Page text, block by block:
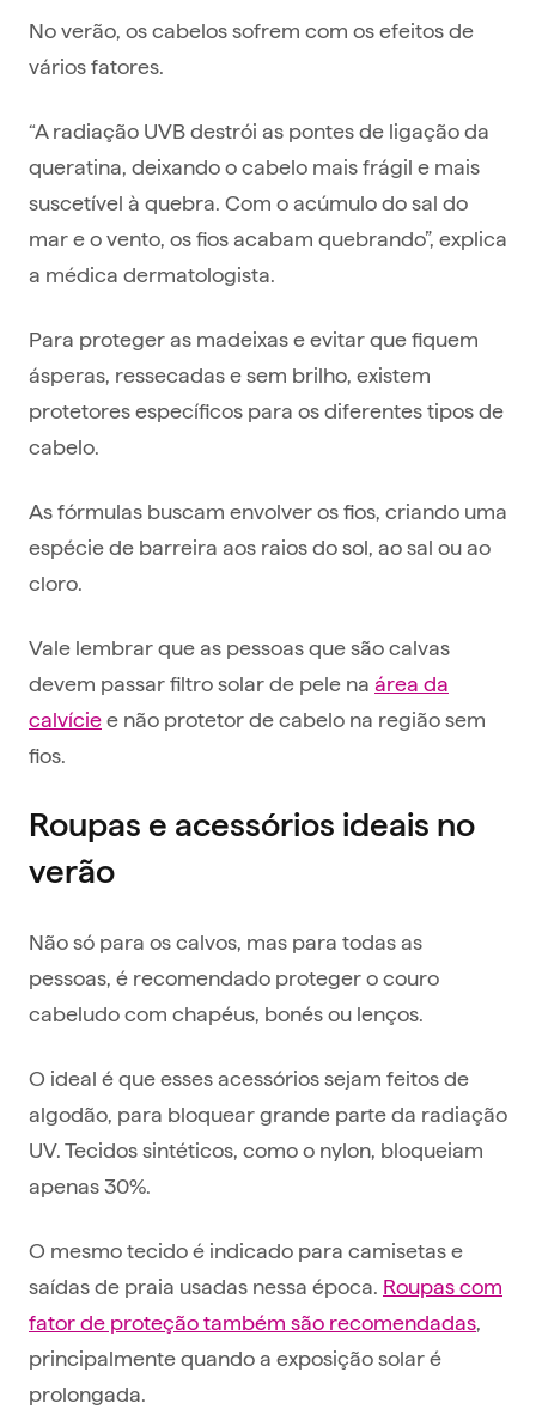
No verão, os cabelos sofrem com os efeitos de
vários fatores.
“A radiação UVB destrói as pontes de ligação da
queratina, deixando o cabelo mais frágil e mais
suscetível à quebra. Com o acúmulo do sal do
mar e o vento, os fios acabam quebrando”, explica
a médica dermatologista.
Para proteger as madeixas e evitar que fiquem
ásperas, ressecadas e sem brilho, existem
protetores específicos para os diferentes tipos de
cabelo.
As fórmulas buscam envolver os fios, criando uma
espécie de barreira aos raios do sol, ao sal ou ao
cloro.
Vale lembrar que as pessoas que são calvas
devem passar filtro solar de pele na área da
calvíciee não protetor de cabelo na região sem
fios.
Roupas e acessórios ideais no
verão
Não só para os calvos, mas para todas as
pessoas, é recomendado proteger o couro
cabeludo com chapéus, bonés ou lenços.
O ideal é que esses acessórios sejam feitos de
algodão, para bloquear grande parte da radiação
UV. Tecidos sintéticos, como o nylon, bloqueiam
apenas 30%.
O mesmo tecido é indicado para camisetas e
saídas de praia usadas nessa época. Roupas com
fator de proteção também são recomendadas,
principalmente quando a exposição solar é
prolongada.